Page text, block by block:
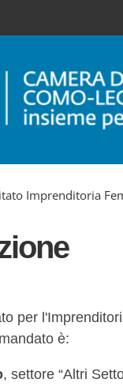
Imprenditoria
per
è:
, settore “Altri